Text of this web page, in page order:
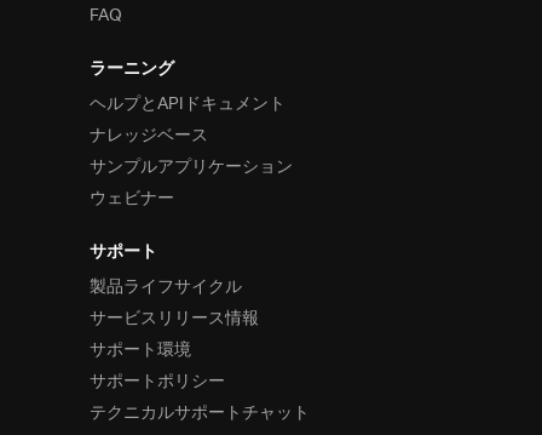
FAQ
ラーニング
ヘルプとAPIドキュメント
ナレッジベース
サンプルアプリケーション
ウェビナー
サポート
製品ライフサイクル
サービスリリース情報
サポート環境
サポートポリシー
テクニカルサポートチャット